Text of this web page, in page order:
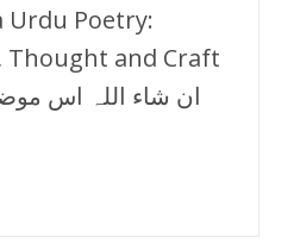
and Craft
ان شاء اللہ اس